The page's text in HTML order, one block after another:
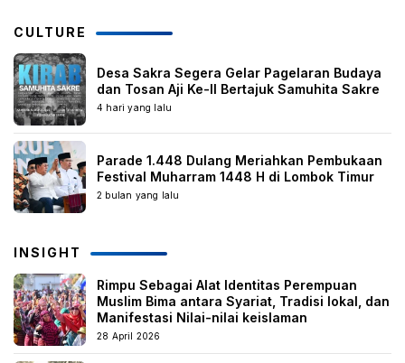
CULTURE
Desa Sakra Segera Gelar Pagelaran Budaya
dan Tosan Aji Ke-II Bertajuk Samuhita Sakre
4 hari yang lalu
Parade 1.448 Dulang Meriahkan Pembukaan
Festival Muharram 1448 H di Lombok Timur
2 bulan yang lalu
INSIGHT
Rimpu Sebagai Alat Identitas Perempuan
Muslim Bima antara Syariat, Tradisi lokal, dan
Manifestasi Nilai-nilai keislaman
28 April 2026